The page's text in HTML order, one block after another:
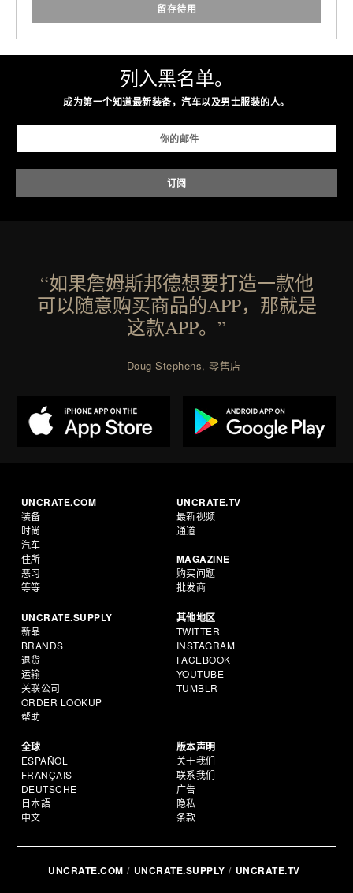
留存待用
列入黑名单。
成为第一个知道最新装备，汽车以及男士服装的人。
“如果詹姆斯邦德想要打造一款他
可以随意购买商品的APP，那就是
这款APP。”
— Doug Stephens, 零售店
UNCRATE.COM
装备
时尚
汽车
住所
恶习
等等
UNCRATE.TV
最新视频
通道
MAGAZINE
购买问题
批发商
UNCRATE.SUPPLY
新品
BRANDS
退货
运输
关联公司
ORDER LOOKUP
帮助
其他地区
TWITTER
INSTAGRAM
FACEBOOK
YOUTUBE
TUMBLR
全球
ESPAÑOL
FRANÇAIS
DEUTSCHE
日本語
中文
版本声明
关于我们
联系我们
广告
隐私
条款
UNCRATE.COM UNCRATE.SUPPLY UNCRATE.TV